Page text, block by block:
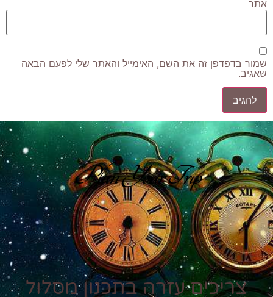
אתר
שמור בדפדפן זה את השם, האימייל והאתר שלי לפעם הבאה
שאגיב.
Plan Your Trip
צריכים עזרה בתכנון מסלול